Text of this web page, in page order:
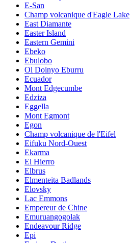
E-San
Champ volcanique d'Eagle Lake
East Diamante
Easter Island
Eastern Gemini
Ebeko
Ebulobo
Ol Doinyo Eburru
Ecuador
Mont Edgecumbe
Edziza
Eggella
Mont Egmont
Egon
Champ volcanique de l'Eifel
Eifuku Nord-Ouest
Ekarma
El Hierro
Elbrus
Elmenteita Badlands
Elovsky
Lac Emmons
Empereur de Chine
Emuruangogolak
Endeavour Ridge
Epi